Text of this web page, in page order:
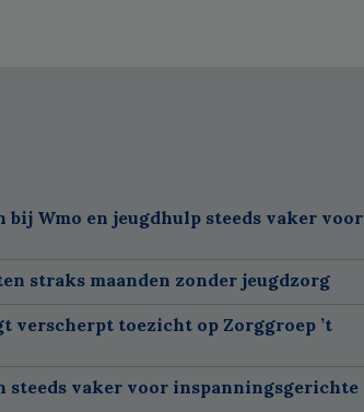
bij Wmo en jeugdhulp steeds vaker voor
straks maanden zonder jeugdzorg
verscherpt toezicht op Zorggroep ’t
steeds vaker voor inspanningsgerichte